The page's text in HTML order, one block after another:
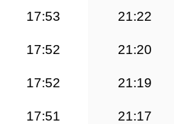
17:53 21:22
17:52 21:20
17:52 21:19
17:51 21:17